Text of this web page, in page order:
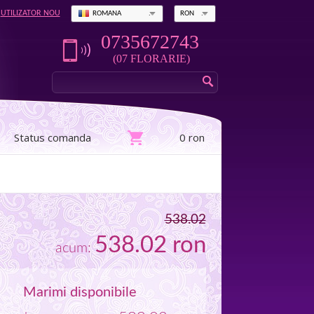
UTILIZATOR NOU ROMANA RON
0735672743
(07 FLORARIE)
0 ron
Status comanda
538.02
acum:538.02ron
Marimi disponibile